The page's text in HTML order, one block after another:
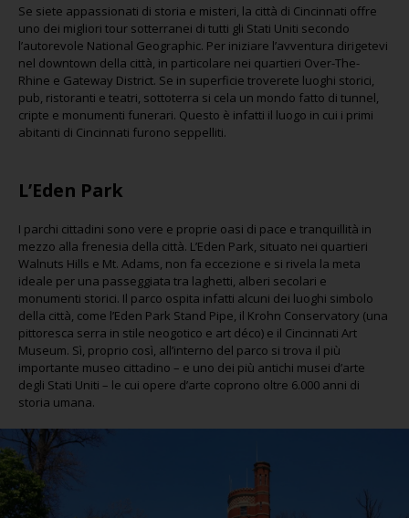
Se siete appassionati di storia e misteri, la città di Cincinnati offre
uno dei migliori tour sotterranei di tutti gli Stati Uniti secondo
l’autorevole National Geographic. Per iniziare l’avventura dirigetevi
nel downtown della città, in particolare nei quartieri Over-The-
Rhine e Gateway District. Se in superficie troverete luoghi storici,
pub, ristoranti e teatri, sottoterra si cela un mondo fatto di tunnel,
cripte e monumenti funerari. Questo è infatti il luogo in cui i primi
abitanti di Cincinnati furono seppelliti.
L’Eden Park
I parchi cittadini sono vere e proprie oasi di pace e tranquillità in
mezzo alla frenesia della città. L’Eden Park, situato nei quartieri
Walnuts Hills e Mt. Adams, non fa eccezione e si rivela la meta
ideale per una passeggiata tra laghetti, alberi secolari e
monumenti storici. Il parco ospita infatti alcuni dei luoghi simbolo
della città, come l’Eden Park Stand Pipe, il Krohn Conservatory (una
pittoresca serra in stile neogotico e art déco) e il Cincinnati Art
Museum. Sì, proprio così, all’interno del parco si trova il più
importante museo cittadino – e uno dei più antichi musei d’arte
degli Stati Uniti – le cui opere d’arte coprono oltre 6.000 anni di
storia umana.